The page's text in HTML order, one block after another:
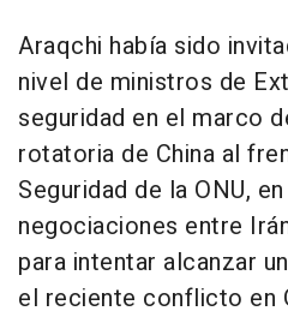
Araqchi había sido
nivel de ministros de
seguridad en el marco
rotatoria de China al
Seguridad de la ONU,
negociaciones entre
para intentar alcanzar
el reciente conflicto en